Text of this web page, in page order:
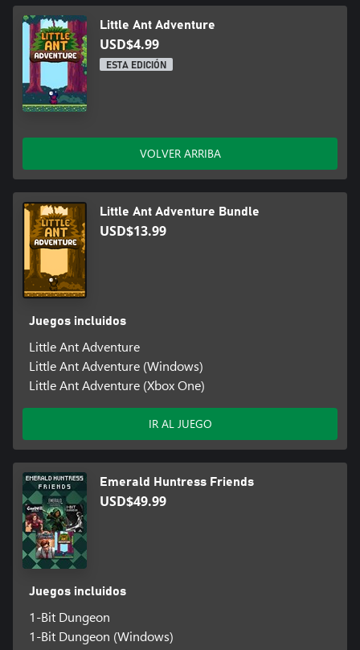
Little Ant Adventure
USD$4.99
ESTA EDICIÓN
VOLVER ARRIBA
Little Ant Adventure Bundle
USD$13.99
Juegos incluidos
Little Ant Adventure
Little Ant Adventure (Windows)
Little Ant Adventure (Xbox One)
IR AL JUEGO
Emerald Huntress Friends
USD$49.99
Juegos incluidos
1-Bit Dungeon
1-Bit Dungeon (Windows)